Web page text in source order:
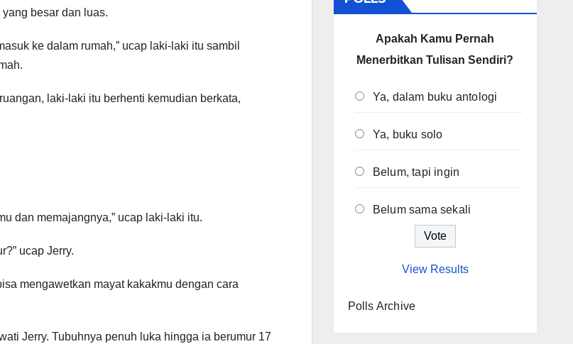
besar dan luas.
ke dalam rumah,” ucap laki-laki itu sambil
laki-laki itu berhenti kemudian berkata,
dan memajangnya,” ucap laki-laki itu.
ucap Jerry.
mengawetkan mayat kakakmu dengan cara
Jerry. Tubuhnya penuh luka hingga ia berumur 17
Apakah Kamu Pernah
Menerbitkan Tulisan Sendiri?
Ya, dalam buku antologi
Ya, buku solo
Belum, tapi ingin
Belum sama sekali
View Results
Polls Archive